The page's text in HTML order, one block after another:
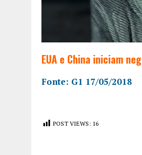
EUA e China iniciam
Fonte: G1 17/05/2018
POST VIEWS: 16